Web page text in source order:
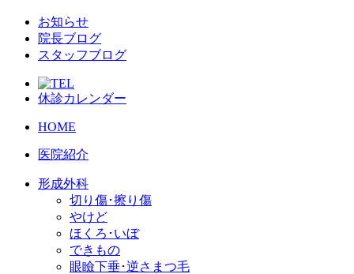
お知らせ
院長ブログ
スタッフブログ
休診カレンダー
HOME
医院紹介
形成外科
切り傷･擦り傷
やけど
ほくろ･いぼ
できもの
眼瞼下垂･逆さまつ毛